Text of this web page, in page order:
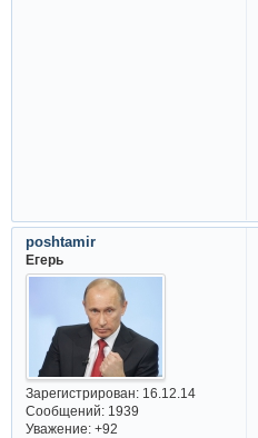
poshtamir
Егерь
Зарегистрирован: 16.12.14
Сообщений:1939
Уважение: +92